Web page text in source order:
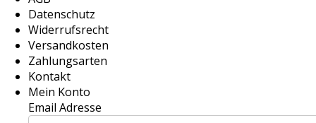
Datenschutz
Widerrufsrecht
Versandkosten
Zahlungsarten
Kontakt
Mein Konto
Email Adresse